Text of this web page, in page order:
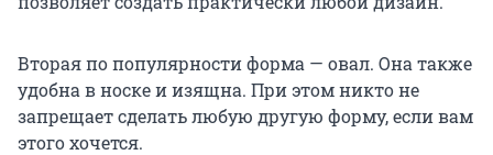
Вторая по популярности форма — овал. Она также
удобна в носке и изящна. При этом никто не
запрещает сделать любую другую форму, если вам
этого хочется.